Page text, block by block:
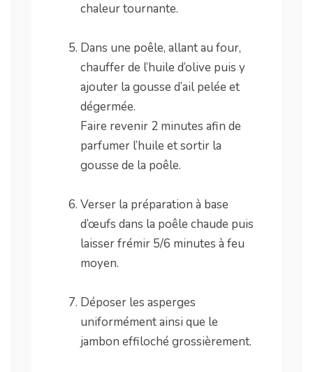
chaleur tournante.
Dans une poêle, allant au four,
chauffer de l’huile d’olive puis y
ajouter la gousse d’ail pelée et
dégermée.
Faire revenir 2 minutes afin de
parfumer l’huile et sortir la
gousse de la poêle.
Verser la préparation à base
d’œufs dans la poêle chaude puis
laisser frémir 5/6 minutes à feu
moyen.
Déposer les asperges
uniformément ainsi que le
jambon effiloché grossièrement.